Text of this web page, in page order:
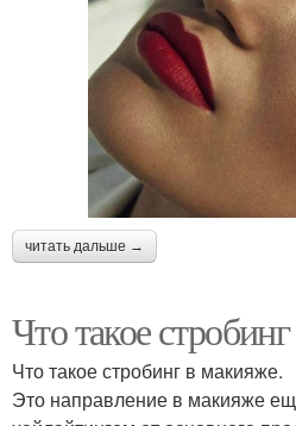
читать дальше →
Что такое
Что такое стробинг в макияже.
Это направление в макияже